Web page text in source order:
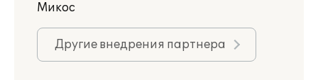
Микос
Другие внедрения партнера